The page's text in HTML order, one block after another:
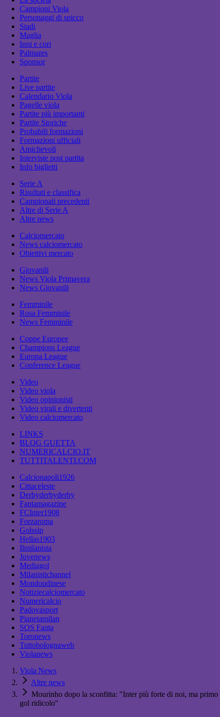
Campioni Viola
Personaggi di spicco
Stadi
Maglia
Inni e cori
Palmares
Sponsor
Partite
Live partite
Calendario Viola
Pagelle viola
Partite più importanti
Partite Storiche
Probabili formazioni
Formazioni ufficiali
Amichevoli
Interviste post partita
Info biglietti
Serie A
Risultati e classifica
Campionati precedenti
Altre di Serie A
Altre news
Calciomercato
News calciomercato
Obiettivi mercato
Giovanili
News Viola Primavera
News Giovanili
Femminile
Rosa Femminile
News Femminile
Coppe Europee
Champions League
Europa League
Conference League
Video
Video viola
Video opinionisti
Video virali e divertenti
Video calciomercato
LINKS
BLOG GUETTA
NUMERICALCIO.IT
TUTTITALENTI.COM
Calcionapoli1926
Cittaceleste
Derbyderbyderby
Fantamagazine
FCInter1908
Forzaroma
Golssip
Hellas1903
Ilmilanista
Juvenews
Mediagol
Milanistichannel
Mondoudinese
Notiziecalciomercato
Numericalcio
Padovasport
Pianetamilan
SOS Fanta
Toronews
Tuttobolognaweb
Violanews
Viola News
Altre news
Mourinho dopo la sconfitta: "Inter più forte di noi, ma primo
gol ridicolo"